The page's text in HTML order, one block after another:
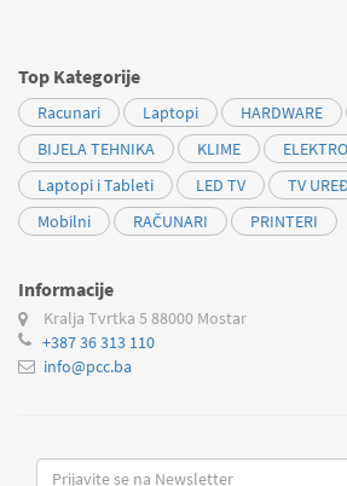
Top Kategorije
Racunari Laptopi HARDWARE
BIJELA TEHNIKA
KLIME
Laptopi i Tableti
LED TV TV
Mobilni
RAČUNARI PRINTERI
Informacije
Kralja Tvrtka 5 88000 Mostar
+387 36 313 110
info@pcc.ba